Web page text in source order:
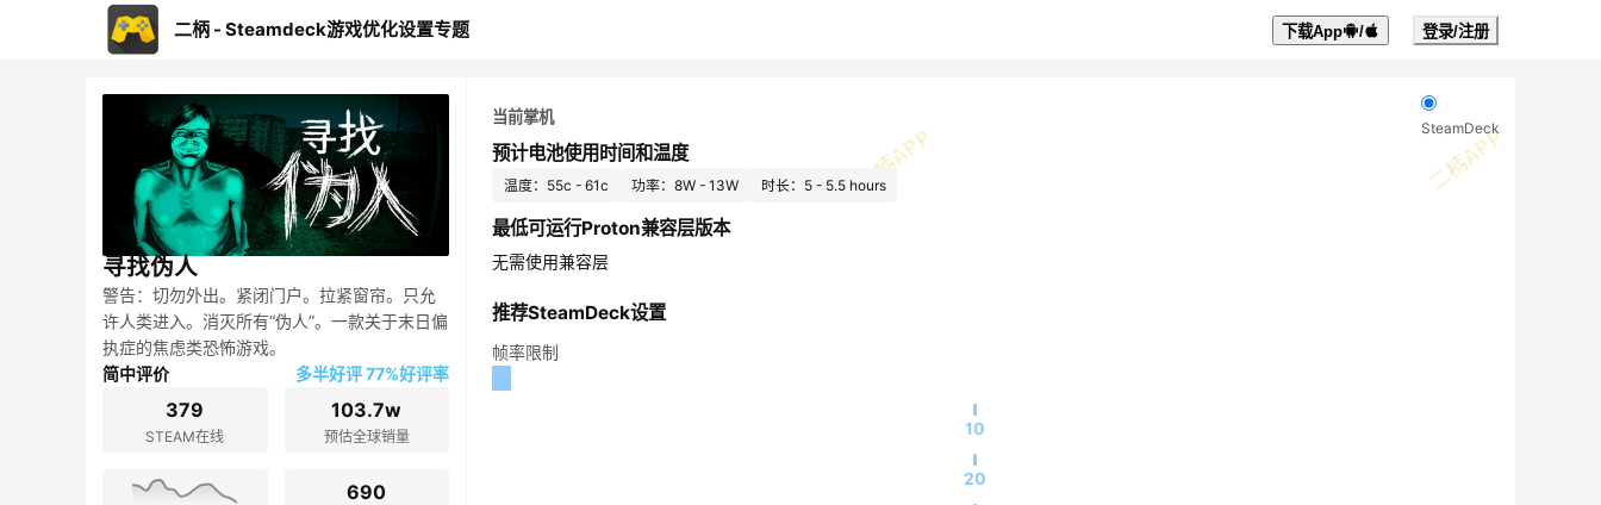
二柄 - Steamdeck游戏优化设置专题 下载App / 登录/注册
寻找伪人
警告：切勿外出。紧闭门户。拉紧窗帘。只允
许人类进入。消灭所有“伪人”。一款关于末日偏
执症的焦虑类恐怖游戏。
简中评价
多半好评 77%好评率
379
STEAM在线
103.7w
预估全球销量
690
当前掌机
SteamDeck
预计电池使用时间和温度
温度：55c - 61c 功率：8W - 13W 时长：5 - 5.5 hours
最低可运行Proton兼容层版本
无需使用兼容层
推荐SteamDeck设置
帧率限制
10
20